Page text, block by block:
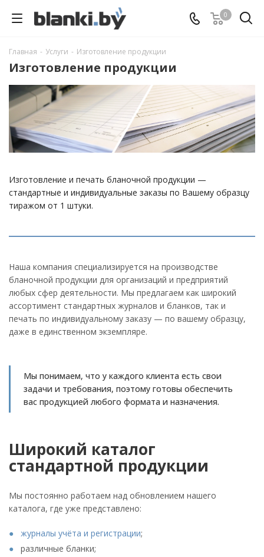
0
Главная - Услуги - Изготовление продукции
Изготовление продукции
Изготовление и печать бланочной продукции —
стандартные и индивидуальные заказы по Вашему образцу
тиражом от 1 штуки.
Наша компания специализируется на производстве
бланочной продукции для организаций и предприятий
любых сфер деятельности. Мы предлагаем как широкий
ассортимент стандартных журналов и бланков, так и
печать по индивидуальному заказу — по вашему образцу,
даже в единственном экземпляре.
Мы понимаем, что у каждого клиента есть свои
задачи и требования, поэтому готовы обеспечить
вас продукцией любого формата и назначения.
Широкий каталог
стандартной продукции
Мы постоянно работаем над обновлением нашего
каталога, где уже представлено:
журналы учёта и регистрации;
различные бланки;